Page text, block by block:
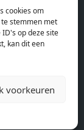
cookies om
stemmen met
op deze site
kan dit een
voorkeuren